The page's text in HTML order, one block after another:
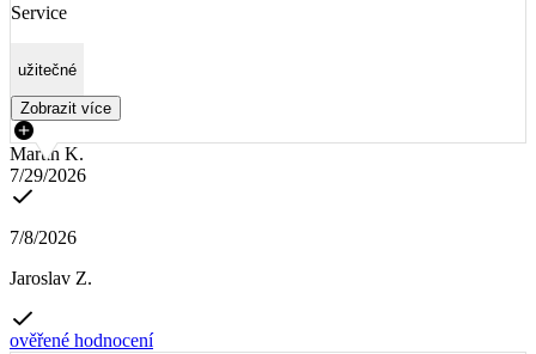
Service
užitečné
Zobrazit více
Martin K.
7/29/2026
7/8/2026
Jaroslav Z.
ověřené hodnocení